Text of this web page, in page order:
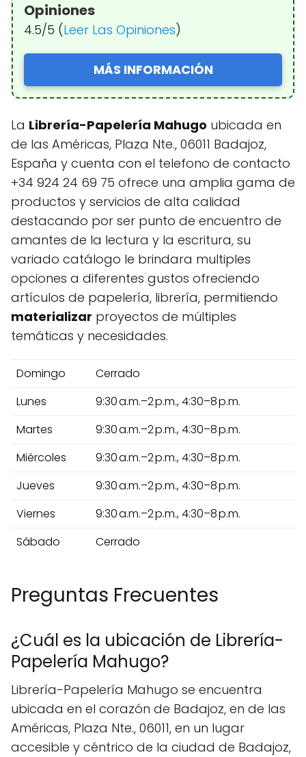
Opiniones
4.5/5 (Leer Las Opiniones)
MÁS INFORMACIÓN
La Librería-Papelería Mahugo ubicada en
de las Américas, Plaza Nte., 06011 Badajoz,
España y cuenta con el telefono de contacto
+34 924 24 69 75 ofrece una amplia gama de
productos y servicios de alta calidad
destacando por ser punto de encuentro de
amantes de la lectura y la escritura, su
variado catálogo le brindara multiples
opciones a diferentes gustos ofreciendo
artículos de papelería, librería, permitiendo
materializar proyectos de múltiples
temáticas y necesidades.
Domingo
Cerrado
Lunes
9:30 a.m.–2 p.m., 4:30–8 p.m.
Martes
9:30 a.m.–2 p.m., 4:30–8 p.m.
Miércoles
9:30 a.m.–2 p.m., 4:30–8 p.m.
Jueves
9:30 a.m.–2 p.m., 4:30–8 p.m.
Viernes
9:30 a.m.–2 p.m., 4:30–8 p.m.
Sábado
Cerrado
Preguntas Frecuentes
¿Cuál es la ubicación de Librería-
Papelería Mahugo?
Librería-Papelería Mahugo se encuentra
ubicada en el corazón de Badajoz, en de las
Américas, Plaza Nte., 06011, en un lugar
accesible y céntrico de la ciudad de Badajoz,